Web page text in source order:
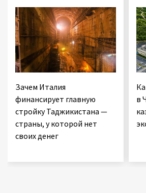
Зачем Италия
финансирует главную
стройку Таджикистана —
страны, у которой нет
своих денег
в